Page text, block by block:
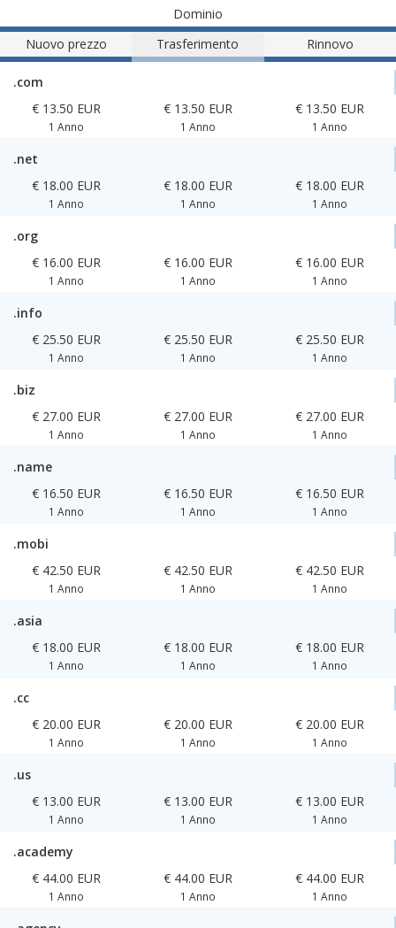
Dominio
Nuovo prezzo
Trasferimento Rinnovo
.com
€ 13.50 EUR
1 Anno
€ 13.50 EUR
1 Anno
€ 13.50 EUR
1 Anno
.net
€ 18.00 EUR
1 Anno
€ 18.00 EUR
1 Anno
€ 18.00 EUR
1 Anno
.org
€ 16.00 EUR
1 Anno
€ 16.00 EUR
1 Anno
€ 16.00 EUR
1 Anno
.info
€ 25.50 EUR
1 Anno
€ 25.50 EUR
1 Anno
€ 25.50 EUR
1 Anno
.biz
€ 27.00 EUR
1 Anno
€ 27.00 EUR
1 Anno
€ 27.00 EUR
1 Anno
.name
€ 16.50 EUR
1 Anno
€ 16.50 EUR
1 Anno
€ 16.50 EUR
1 Anno
.mobi
€ 42.50 EUR
1 Anno
€ 42.50 EUR
1 Anno
€ 42.50 EUR
1 Anno
.asia
€ 18.00 EUR
1 Anno
€ 18.00 EUR
1 Anno
€ 18.00 EUR
1 Anno
.cc
€ 20.00 EUR
1 Anno
€ 20.00 EUR
1 Anno
€ 20.00 EUR
1 Anno
.us
€ 13.00 EUR
1 Anno
€ 13.00 EUR
1 Anno
€ 13.00 EUR
1 Anno
.academy
€ 44.00 EUR
1 Anno
€ 44.00 EUR
1 Anno
€ 44.00 EUR
1 Anno